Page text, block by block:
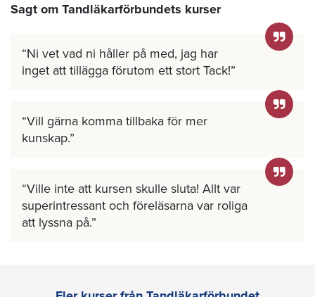
Sagt om Tandläkarförbundets kurser
Ni vet vad ni håller på med, jag har
inget att tillägga förutom ett stort Tack!
Vill gärna komma tillbaka för mer
kunskap.
Ville inte att kursen skulle sluta! Allt var
superintressant och föreläsarna var roliga
att lyssna på.